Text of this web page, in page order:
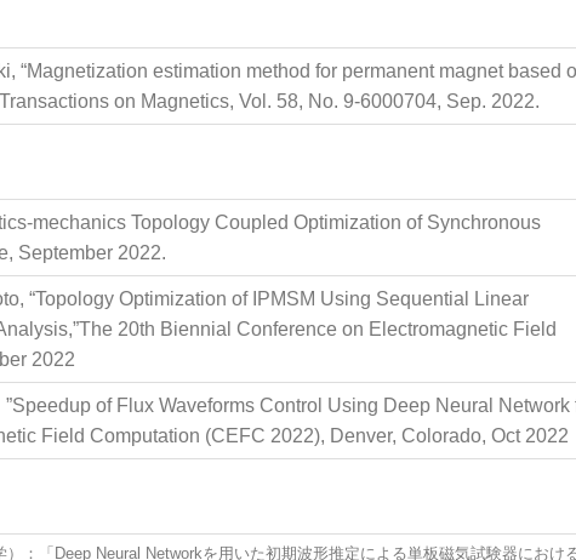
“Magnetization estimation method for permanent magnet based
on Magnetics, Vol. 58, No. 9-6000704, Sep. 2022.
mechanics Topology Coupled Optimization of Synchronous
September 2022.
“Topology Optimization of IPMSM Using Sequential Linear
20th Biennial Conference on Electromagnetic Field
2022
of Flux Waveforms Control Using Deep Neural Network
Field Computation (CEFC 2022), Denver, Colorado, Oct 2022
：「Deep Neural Networkを用いた初期波形推定による単板磁気試験器におけ